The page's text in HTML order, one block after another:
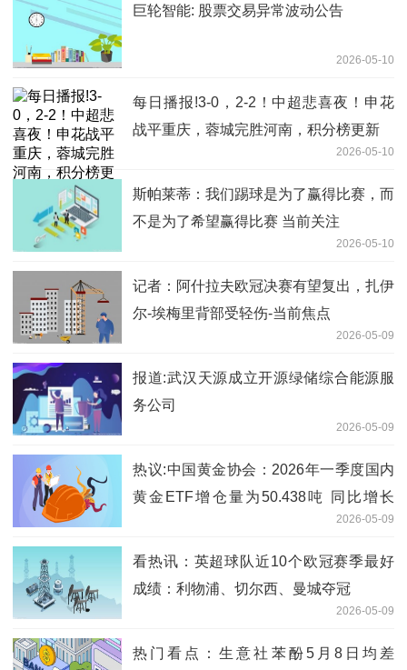
巨轮智能: 股票交易异常波动公告
2026-05-10
每日播报!3-0，2-2！中超悲喜夜！申花
战平重庆，蓉城完胜河南，积分榜更新
2026-05-10
斯帕莱蒂：我们踢球是为了赢得比赛，而
不是为了希望赢得比赛 当前关注
2026-05-10
记者：阿什拉夫欧冠决赛有望复出，扎伊
尔-埃梅里背部受轻伤-当前焦点
2026-05-09
报道:武汉天源成立开源绿储综合能源服
务公司
2026-05-09
热议:中国黄金协会：2026年一季度国内
黄金ETF增仓量为50.438吨 同比增长
2026-05-09
看热讯：英超球队近10个欧冠赛季最好
成绩：利物浦、切尔西、曼城夺冠
2026-05-09
热门看点：生意社苯酚5月8日均差